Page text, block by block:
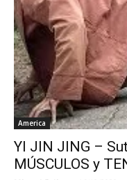
America
YI JIN JING –
MÚSCULOS y